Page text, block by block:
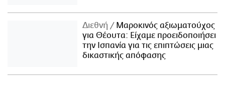
Διεθνή
Μαροκινός αξιωματούχος
για Θέουτα: Είχαμε προειδοποιήσει
την Ισπανία για τις επιπτώσεις μιας
δικαστικής απόφασης